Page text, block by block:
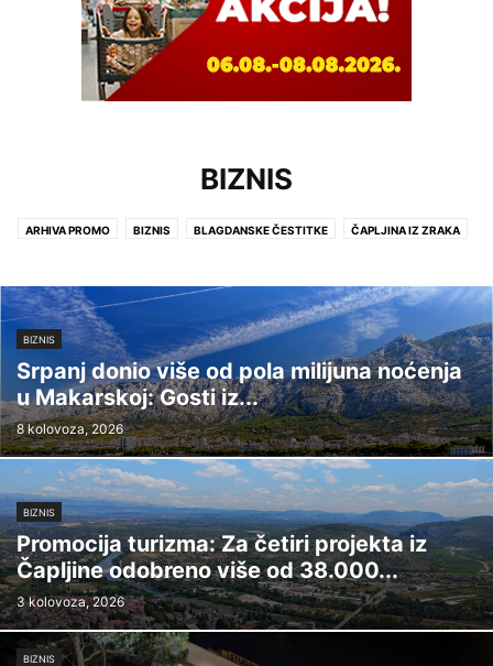
BIZNIS
ARHIVA PROMO BIZNIS BLAGDANSKE ČESTITKE ČAPLJINA IZ ZRAKA
NA KAVI S... POLITIKA POLJOPRIVREDA PROMO PROMO +
VIJESTI
BIZNIS
Srpanj donio više od pola milijuna noćenja
u Makarskoj: Gosti iz...
8 kolovoza, 2026
BIZNIS
Promocija turizma: Za četiri projekta iz
Čapljine odobreno više od 38.000...
3 kolovoza, 2026
BIZNIS